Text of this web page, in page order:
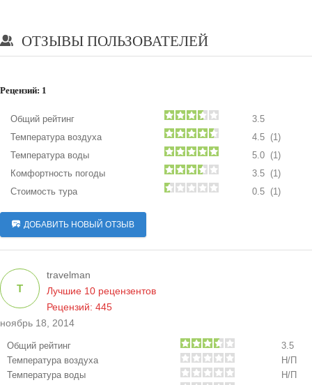
ОТЗЫВЫ ПОЛЬЗОВАТЕЛЕЙ
Рецензий: 1
Общий рейтинг
3.5
Температура воздуха
4.5 (1)
Температура воды
5.0 (1)
Комфортность погоды
3.5 (1)
Стоимость тура
0.5 (1)
ДОБАВИТЬ НОВЫЙ ОТЗЫВ
ноябрь 18, 2014
Общий рейтинг
3.5
Температура воздуха
Н/П
Температура воды
Н/П
T
travelman
Лучшие 10 рецензентов
Рецензий: 445